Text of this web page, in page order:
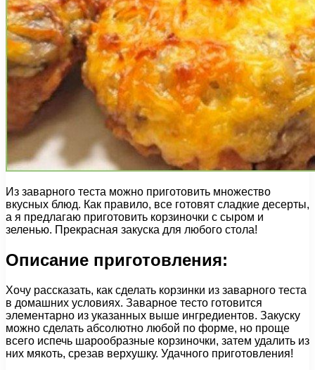
Из заварного теста можно приготовить множество
вкусных блюд. Как правило, все готовят сладкие десерты,
а я предлагаю приготовить корзиночки с сыром и
зеленью. Прекрасная закуска для любого стола!
Описание приготовления:
Хочу рассказать, как сделать корзинки из заварного теста
в домашних условиях. Заварное тесто готовится
элементарно из указанных выше ингредиентов. Закуску
можно сделать абсолютно любой по форме, но проще
всего испечь шарообразные корзиночки, затем удалить из
них мякоть, срезав верхушку. Удачного приготовления!